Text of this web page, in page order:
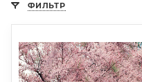
ФИЛЬТР